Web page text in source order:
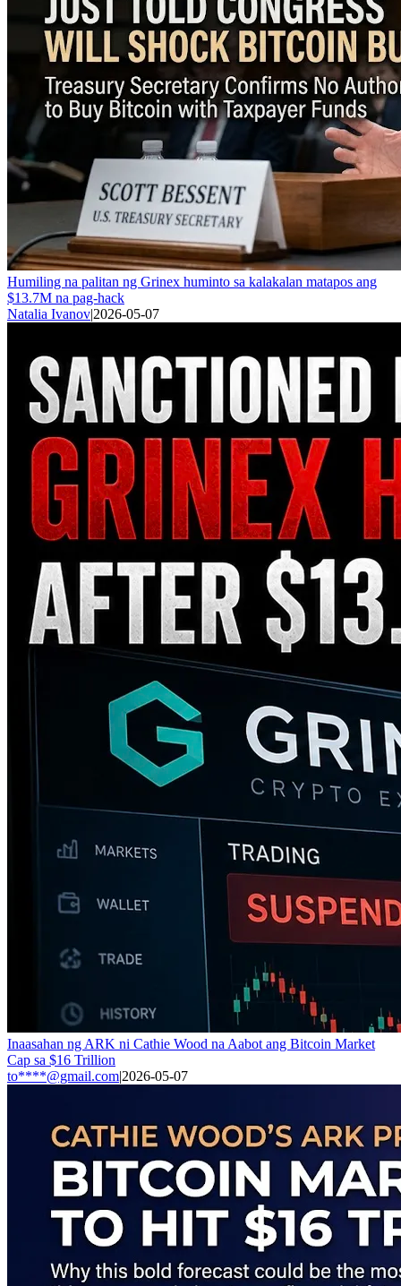
Humiling na palitan ng Grinex huminto sa kalakalan matapos ang
$13.7M na pag-hack
Natalia Ivanov|2026-05-07
Inaasahan ng ARK ni Cathie Wood na Aabot ang Bitcoin Market
Cap sa $16 Trillion
to****@gmail.com|2026-05-07